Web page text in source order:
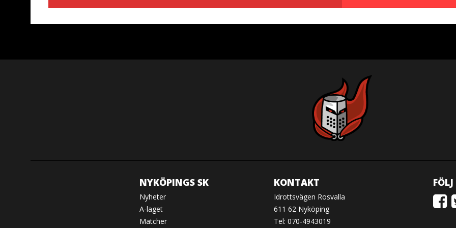
NYKÖPINGS SK
Nyheter
A-laget
Matcher
KONTAKT
Idrottsvägen Rosvalla
611 62 Nyköping
Tel: 070-4943019